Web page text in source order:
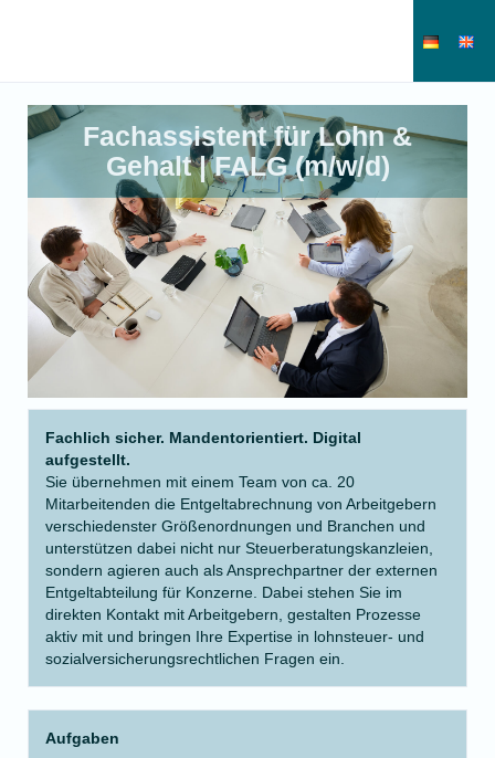
Fachassistent für Lohn &
Gehalt | FALG (m/w/d)
Fachlich sicher. Mandentorientiert. Digital
aufgestellt.
Sie übernehmen mit einem Team von ca. 20
Mitarbeitenden die Entgeltabrechnung von Arbeitgebern
verschiedenster Größenordnungen und Branchen und
unterstützen dabei nicht nur Steuerberatungskanzleien,
sondern agieren auch als Ansprechpartner der externen
Entgeltabteilung für Konzerne. Dabei stehen Sie im
direkten Kontakt mit Arbeitgebern, gestalten Prozesse
aktiv mit und bringen Ihre Expertise in lohnsteuer- und
sozialversicherungsrechtlichen Fragen ein.
Aufgaben